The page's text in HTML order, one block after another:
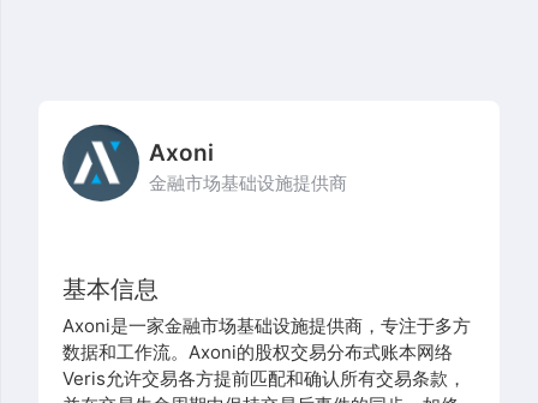
Axoni
金融市场基础设施提供商
基本信息
Axoni是一家金融市场基础设施提供商，专注于多方
数据和工作流。Axoni的股权交易分布式账本网络
Veris允许交易各方提前匹配和确认所有交易条款，